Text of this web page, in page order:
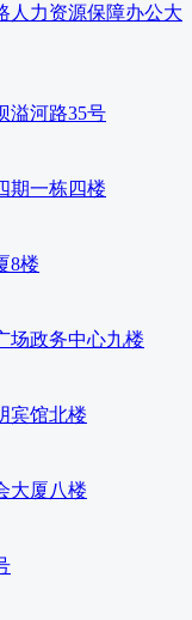
人力资源保障办公大
溢河路35号
期一栋四楼
8楼
场政务中心九楼
宾馆北楼
大厦八楼